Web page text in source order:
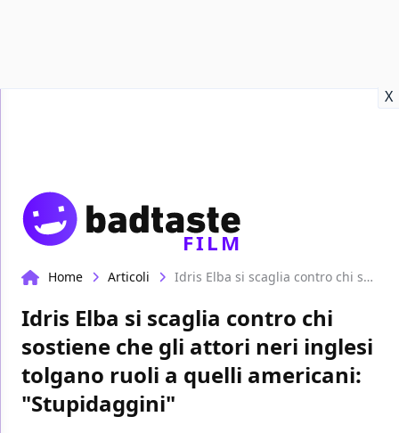
X
FILM
Home Articoli Idris Elba si scaglia contro chi sostiene che gli attori neri inglesi tolgano ruoli a quelli americani: "Stupidaggini"
Idris Elba si scaglia contro chi
sostiene che gli attori neri inglesi
tolgano ruoli a quelli americani:
"Stupidaggini"